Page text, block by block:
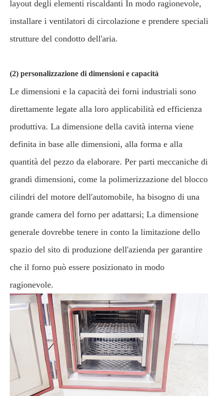
layout degli elementi riscaldanti In modo ragionevole,
installare i ventilatori di circolazione e prendere speciali
strutture del condotto dell'aria.
(2) personalizzazione di dimensioni e capacità
Le dimensioni e la capacità dei forni industriali sono
direttamente legate alla loro applicabilità ed efficienza
produttiva. La dimensione della cavità interna viene
definita in base alle dimensioni, alla forma e alla
quantità del pezzo da elaborare. Per parti meccaniche di
grandi dimensioni, come la polimerizzazione del blocco
cilindri del motore dell'automobile, ha bisogno di una
grande camera del forno per adattarsi; La dimensione
generale dovrebbe tenere in conto la limitazione dello
spazio del sito di produzione dell'azienda per garantire
che il forno può essere posizionato in modo
ragionevole.